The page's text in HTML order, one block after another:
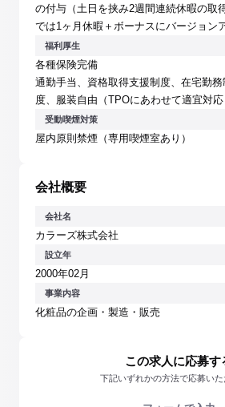
の付与（土日を挟み2週間連続休暇の取
では1ヶ月休暇＋ボーナスにバージョン
福利厚生
各種保険完備
通勤手当、資格取得支援制度、在宅勤務
度、服装自由（TPOにあわせて適宜対応
受動喫煙対策
屋内原則禁煙（専用喫煙室あり）
会社概要
会社名
カラーズ株式会社
設立年
2000年02月
事業内容
化粧品の企画・製造・販売
この求人に応募す
下記いずれかの方法で応募い